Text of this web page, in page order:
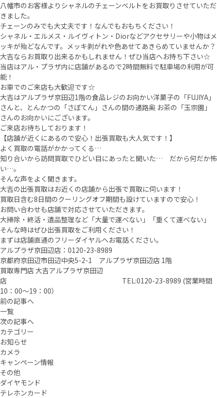
八幡市のお客様よりシャネルのチェーンベルトをお買取りさせていただ
きました。
チェーンのみでも大丈夫です！なんでもおもちください！
シャネル・エルメス・ルイヴィトン・Diorなどアクセサリーや小物はメ
ッキが殆どなんです。メッキ剥がれや色あせてあきらめていませんか？
大吉ならお買取り出来るかもしれません！ぜひ当店へお持ち下さい☆
当店はアル・プラザ内に店舗があるので2時間無料で駐車場の利用が可
能！
お車でのご来店も大歓迎です☆
大吉はアルプラザ京田辺1階の食品レジのお向かい洋菓子の「FUJIYA」
さんと、とんかつの「さぼてん」さんの間の通路奥 お茶の「玉宗園」
さんのお向かいにございます。
ご来店お待ちしております！
【店舗が近くにあるので安心！出張買取も大人気です！】
よく買取の電話がかかってくる…
知り合いから訪問買取でひどい目にあったと聞いた… だから何だか怖
い…。
そんな声をよく聞きます。
大吉の出張買取はお近くの店舗から出張で買取に伺います！
買取日含む8日間のクーリングオフ期間も設けていますので安心！
お問い合わせも店舗で対応させていただきます。
大掃除・終活・遺品整理など「大量で運べない」「重くて運べない」
そんな時はぜひ出張買取をご利用ください！
まずは店舗直通のフリーダイヤルへお電話ください。
アルプラザ京田辺店：0120-23-8989
京都府京田辺市田辺中央5-2-1 アルプラザ京田辺店 1階
買取専門店 大吉アルプラザ京田辺
店 TEL:0120-23-8989 (営業時間
10：00～19：00）
前の記事へ
一覧
次の記事へ
カテゴリー
お知らせ
カメラ
キャンペーン情報
その他
ダイヤモンド
テレホンカード